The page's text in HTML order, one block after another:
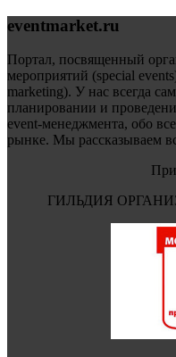
eventmarket.ru
Портал, посвященный
мероприятий (special
marketing). У нас всегда
планировании и
event-менеджмента, обо
рынке. Мы рассказываем
ГИЛЬДИЯ